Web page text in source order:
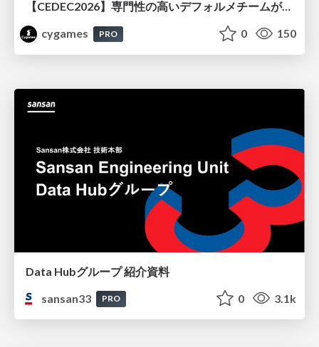
【CEDEC2026】専門性の高いデフォルメチームが挑んだ人材育成戦略 〜Cygames Academiaの企画から実施まで〜
cygames
PRO 0 150
Data Hubグループ 紹介資料
sansan33
PRO 0 3.1k